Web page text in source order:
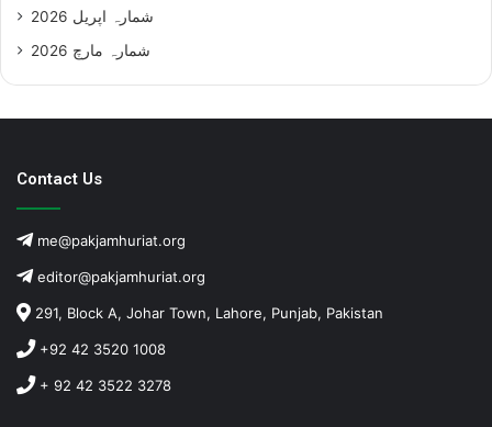
شمارہ اپریل 2026
شمارہ مارچ 2026
Contact Us
me@pakjamhuriat.org
editor@pakjamhuriat.org
291, Block A, Johar Town, Lahore, Punjab, Pakistan
+92 42 3520 1008
+ 92 42 3522 3278